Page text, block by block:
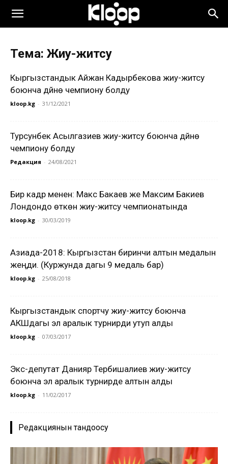
Тема: Жиу-житсу
Кыргызстандык Айжан Кадырбекова жиу-житсу
боюнча дүйнө чемпиону болду
kloop.kg - 31/12/2021
Турсунбек Асылгазиев жиу-житсу боюнча дүйнө
чемпиону болду
Редакция - 24/08/2021
Бир кадр менен: Макс Бакаев же Максим Бакиев
Лондондо өткөн жиу-житсу чемпионатында
kloop.kg - 30/03/2019
Азиада-2018: Кыргызстан биринчи алтын медалын
жеңди. (Куржунда дагы 9 медаль бар)
kloop.kg - 25/08/2018
Кыргызстандык спортчу жиу-житсу боюнча
АКШдагы эл аралык турнирди утуп алды
kloop.kg - 07/03/2017
Экс-депутат Данияр Тербишалиев жиу-житсу
боюнча эл аралык турнирде алтын алды
kloop.kg - 11/02/2017
Редакциянын тандоосу